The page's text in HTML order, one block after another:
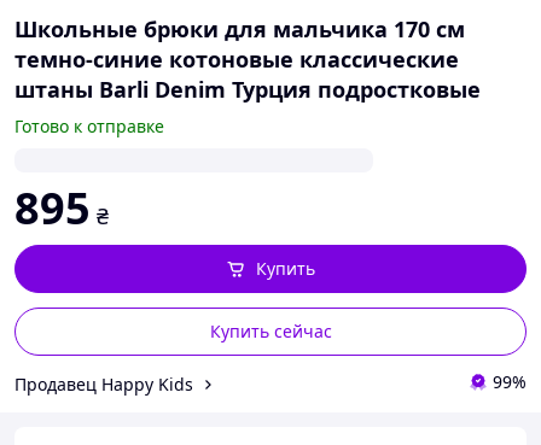
Школьные брюки для мальчика 170 см
темно-синие котоновые классические
штаны Barli Denim Турция подростковые
Готово к отправке
895 ₴
Купить сейчас
Купить
Продавец Happy Kids 99%